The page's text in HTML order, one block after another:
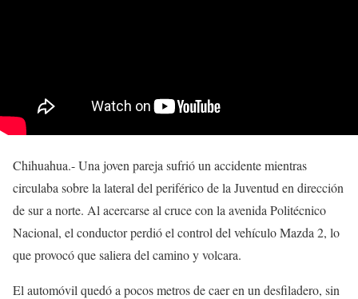
Chihuahua.- Una joven pareja sufrió un accidente mientras
circulaba sobre la lateral del periférico de la Juventud en dirección
de sur a norte. Al acercarse al cruce con la avenida Politécnico
Nacional, el conductor perdió el control del vehículo Mazda 2, lo
que provocó que saliera del camino y volcara.
El automóvil quedó a pocos metros de caer en un desfiladero, sin